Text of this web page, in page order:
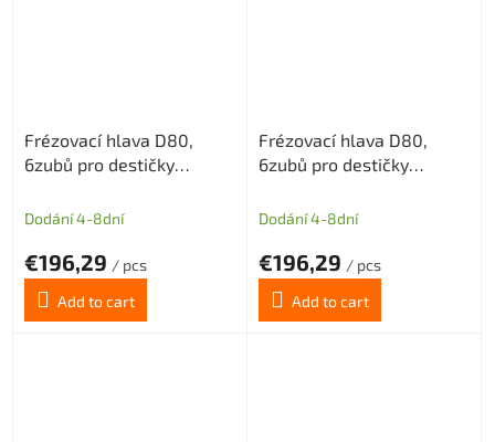
Frézovací hlava D80,
6zubů pro destičky
Dodání 4-8dní
€196,29 / pcs
Add to cart
Frézovací hlava D80,
6zubů pro destičky
Dodání 4-8dní
€196,29 / pcs
Add to cart